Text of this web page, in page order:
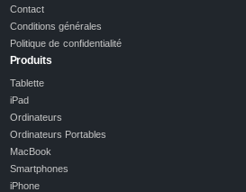
Contact
Conditions générales
Politique de confidentialité
Produits
Tablette
iPad
Ordinateurs
Ordinateurs Portables
MacBook
Smartphones
iPhone